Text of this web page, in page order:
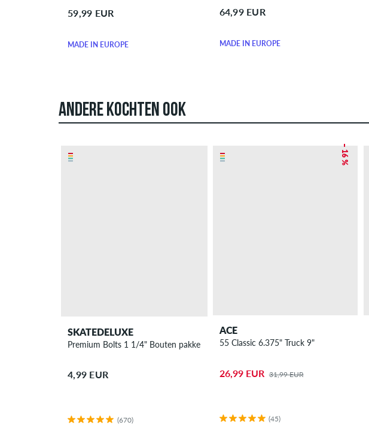
59,99 EUR
MADE IN EUROPE
64,99 EUR
MADE IN EUROPE
ANDERE KOCHTEN OOK
SKATEDELUXE
Premium Bolts 1 1/4" Bouten pakket allen
4,99 EUR
(670)
– 16 %
ACE
55 Classic 6.375" Truck 9"
26,99 EUR 31,99 EUR
(45)